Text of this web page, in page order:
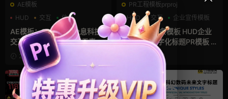
AE模板
HUD
交互 信息
AE模板：20个HUD全息科技
交互接口界面设计标题元素素
材模板 HUD Interface
2022-01-21
PR工程模板prproj
HUD
交互 企业宣传模板
PR科技字幕条模板 HUD企业
文字排版数字化标题PR模板 H
UD Lower Thirds
2022-01-16